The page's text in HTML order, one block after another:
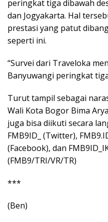
peringkat tiga dibawah
dan Jogyakarta. Hal
prestasi yang patut
seperti ini.
“Survei dari Traveloka
Banyuwangi peringkat
Turut tampil sebagai
Wali Kota Bogor Bima
juga bisa diikuti secara
FMB9ID_ (Twitter),
(Facebook), dan
(FMB9/TRI/VR/TR)
***
(Ben)